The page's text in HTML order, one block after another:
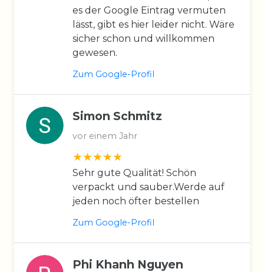
es der Google Eintrag vermuten
lässt, gibt es hier leider nicht. Wäre
sicher schon und willkommen
gewesen.
Zum Google-Profil
Simon Schmitz
vor einem Jahr
Sehr gute Qualität! Schön
verpackt und sauber.Werde auf
jeden noch öfter bestellen
Zum Google-Profil
Phi Khanh Nguyen